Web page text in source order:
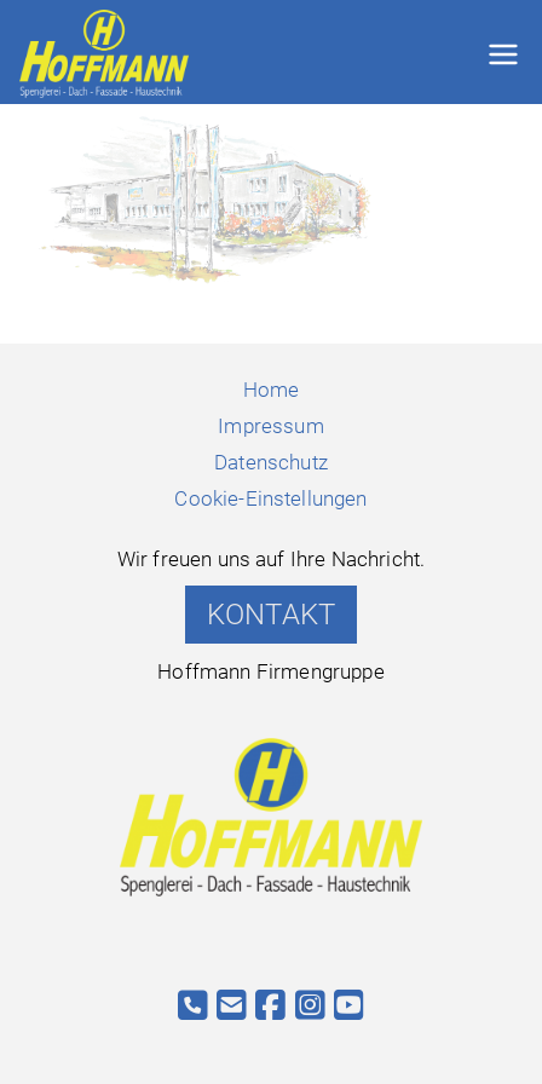
Inhalt
springen
Hoffmann
GmbH
Thyrnau
Home
Impressum
Datenschutz
Cookie-Einstellungen
Wir freuen uns auf Ihre Nachricht.
KONTAKT
Hoffmann Firmengruppe